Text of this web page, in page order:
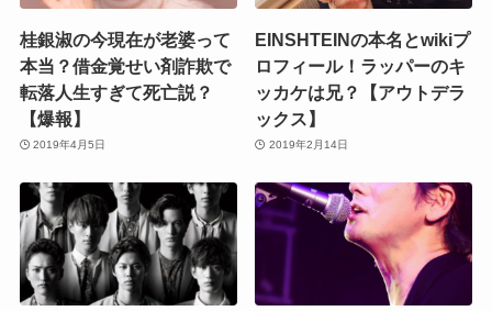
桂銀淑の今現在が老婆って
本当？借金覚せい剤詐欺で
転落人生すぎて死亡説？
【爆報】
2019年4月5日
EINSHTEINの本名とwikiプ
ロフィール！ラッパーのキ
ッカケは兄？【アウトデラ
ックス】
2019年2月14日